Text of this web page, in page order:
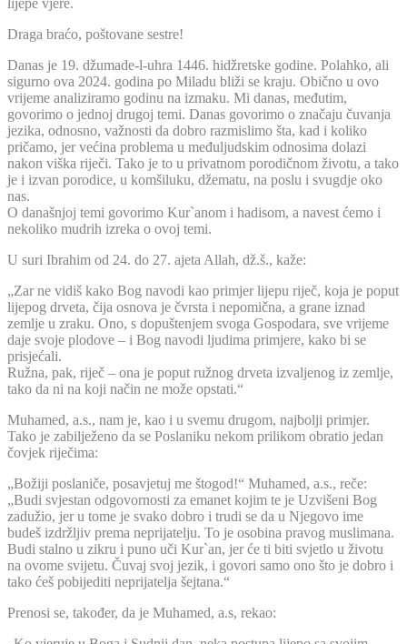
Draga braćo, poštovane sestre!
Danas je 19. džumade-l-uhra 1446. hidžretske godine. Polahko, ali
sigurno ova 2024. godina po Miladu bliži se kraju. Obično u ovo
vrijeme analiziramo godinu na izmaku. Mi danas, međutim,
govorimo o jednoj drugoj temi. Danas govorimo o značaju čuvanja
jezika, odnosno, važnosti da dobro razmislimo šta, kad i koliko
pričamo, jer većina problema u međuljudskim odnosima dolazi
nakon viška riječi. Tako je to u privatnom porodičnom životu, a tako
je i izvan porodice, u komšiluku, džematu, na poslu i svugdje oko
nas.
O današnjoj temi govorimo Kur`anom i hadisom, a navest ćemo i
nekoliko mudrih izreka o ovoj temi.
U suri Ibrahim od 24. do 27. ajeta Allah, dž.š., kaže:
„Zar ne vidiš kako Bog navodi kao primjer lijepu riječ, koja je poput
lijepog drveta, čija osnova je čvrsta i nepomična, a grane iznad
zemlje u zraku. Ono, s dopuštenjem svoga Gospodara, sve vrijeme
daje svoje plodove – i Bog navodi ljudima primjere, kako bi se
prisjećali.
Ružna, pak, riječ – ona je poput ružnog drveta izvaljenog iz zemlje,
tako da ni na koji način ne može opstati.“
Muhamed, a.s., nam je, kao i u svemu drugom, najbolji primjer.
Tako je zabilježeno da se Poslaniku nekom prilikom obratio jedan
čovjek riječima:
„Božiji poslaniče, posavjetuj me štogod!“ Muhamed, a.s., reče:
„Budi svjestan odgovornosti za emanet kojim te je Uzvišeni Bog
zadužio, jer u tome je svako dobro i trudi se da u Njegovo ime
budeš izdržljiv prema neprijatelju. To je osobina pravog muslimana.
Budi stalno u zikru i puno uči Kur`an, jer će ti biti svjetlo u životu
na ovome svijetu. Čuvaj svoj jezik, i govori samo ono što je dobro i
tako ćeš pobijediti neprijatelja šejtana.“
Prenosi se, također, da je Muhamed, a.s, rekao: